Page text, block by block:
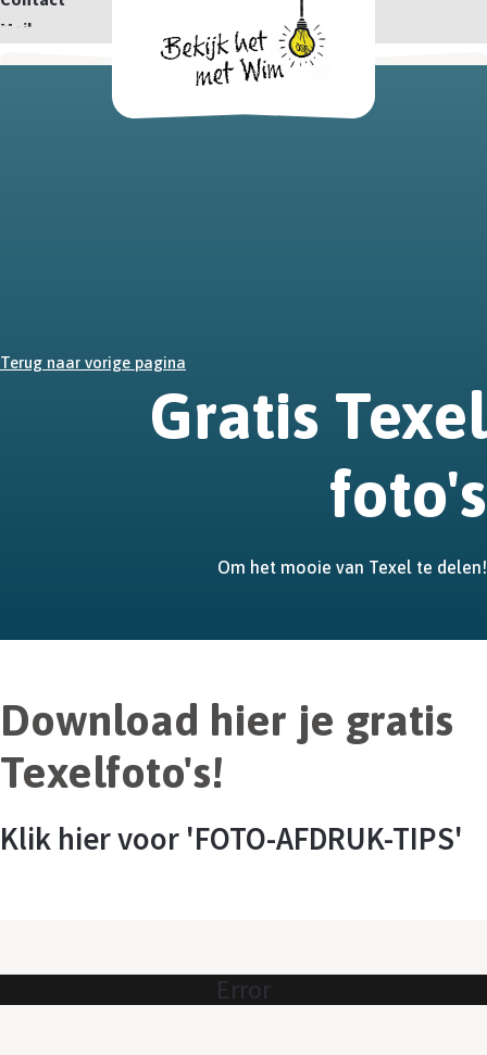
Mail
Terug naar vorige pagina
Gratis Texel
foto's
Om het mooie van Texel te delen!
Download hier je gratis
Texelfoto's!
Klik hier voor 'FOTO-AFDRUK-TIPS'
Error